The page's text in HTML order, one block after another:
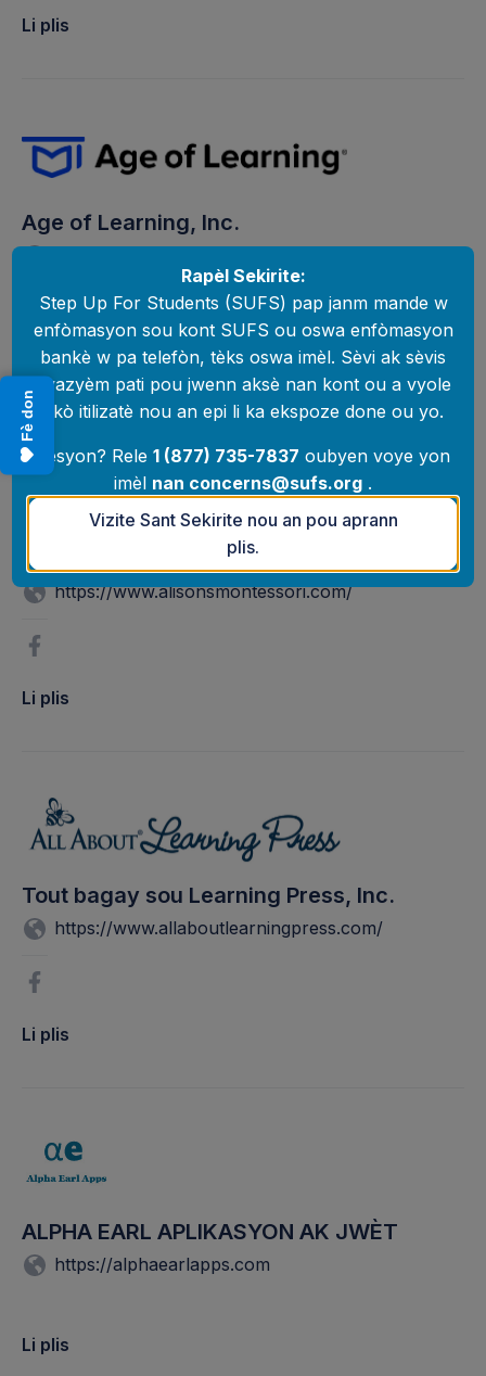
Fè don
Li plis
Age of Learning, Inc.
Li plis
Montessori Alison a
https://www.alisonsmontessori.com/
Li plis
Tout bagay sou Learning Press, Inc.
https://www.allaboutlearningpress.com/
Li plis
ALPHA EARL APLIKASYON AK JWÈT
https://alphaearlapps.com
Li plis
Rapèl Sekirite:
Step Up For Students (SUFS) pap janm mande w
enfòmasyon sou kont SUFS ou oswa enfòmasyon
bankè w pa telefòn, tèks oswa imèl. Sèvi ak sèvis
twazyèm pati pou jwenn aksè nan kont ou a vyole
akò itilizatè nou an epi li ka ekspoze done ou yo.
Kesyon? Rele 1 (877) 735-7837 oubyen voye yon
imèl nan concerns@sufs.org .
Vizite Sant Sekirite nou an pou aprann
plis.